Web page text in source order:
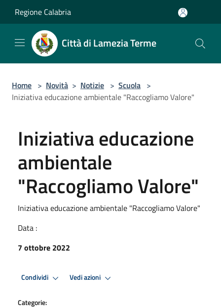
Regione Calabria
Città di Lamezia Terme
Home > Novità > Notizie > Scuola >
Iniziativa educazione ambientale "Raccogliamo Valore"
Iniziativa educazione
ambientale
"Raccogliamo Valore"
Iniziativa educazione ambientale "Raccogliamo Valore"
Data :
7 ottobre 2022
Condividi Vedi azioni
Categorie: